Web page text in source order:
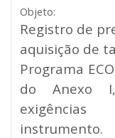
Objeto:
Registro de
aquisição de
Programa
do Anexo
instrumento.